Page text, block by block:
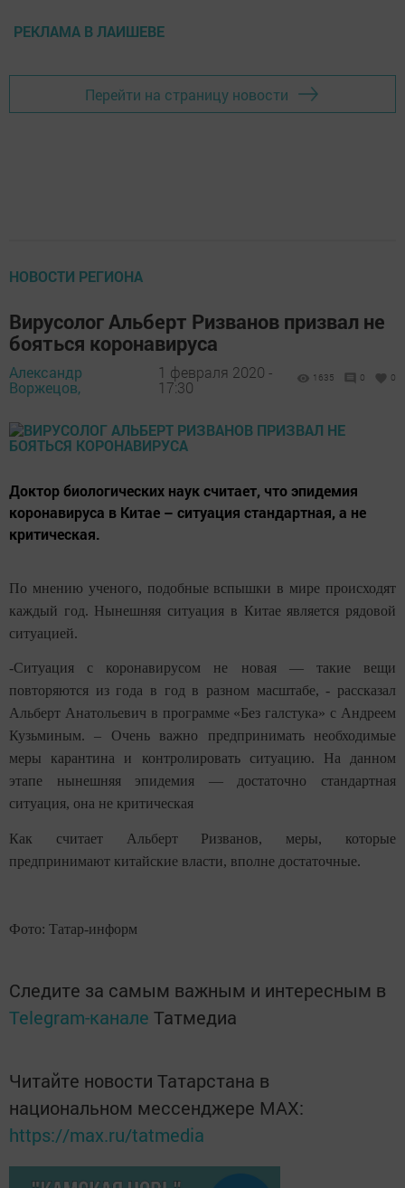
РЕКЛАМА В ЛАИШЕВЕ
Перейти на страницу новости
НОВОСТИ РЕГИОНА
Вирусолог Альберт Ризванов призвал не
бояться коронавируса
Александр
Воржецов,
1 февраля 2020 -
17:30
1635 0 0
Доктор биологических наук считает, что эпидемия
коронавируса в Китае – ситуация стандартная, а не
критическая.
По мнению ученого, подобные вспышки в мире происходят
каждый год. Нынешняя ситуация в Китае является рядовой
ситуацией.
-Ситуация c коронавирусом не новая — такие вещи
повторяются из года в год в разном масштабе, - рассказал
Альберт Анатольевич в программе «Без галстука» с Андреем
Кузьминым. – Очень важно предпринимать необходимые
меры карантина и контролировать ситуацию. На данном
этапе нынешняя эпидемия — достаточно стандартная
ситуация, она не критическая
Как считает Альберт Ризванов, меры, которые
предпринимают китайские власти, вполне достаточные.
Фото: Татар-информ
Следите за самым важным и интересным в
Telegram-канале Татмедиа
Читайте новости Татарстана в
национальном мессенджере MАХ:
https://max.ru/tatmedia